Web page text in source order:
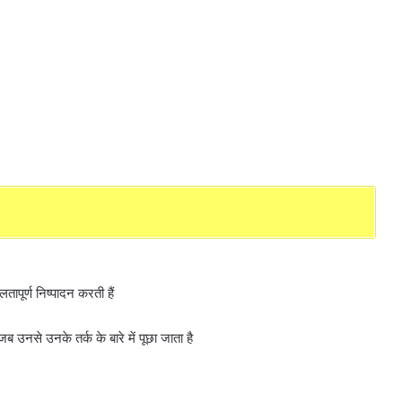
निष्पादन करती हैं
उनसे उनके तर्क के बारे में पूछा जाता है